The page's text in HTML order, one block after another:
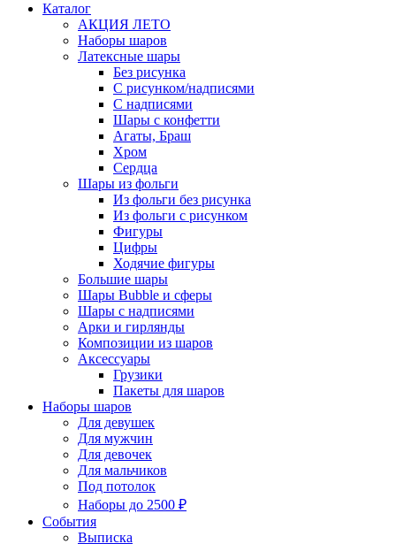
Каталог
АКЦИЯ ЛЕТО
Наборы шаров
Латексные шары
Без рисунка
С рисунком/надписями
С надписями
Шары с конфетти
Агаты, Браш
Хром
Сердца
Шары из фольги
Из фольги без рисунка
Из фольги с рисунком
Фигуры
Цифры
Ходячие фигуры
Большие шары
Шары Bubble и сферы
Шары с надписями
Арки и гирлянды
Композиции из шаров
Аксессуары
Грузики
Пакеты для шаров
Наборы шаров
Для девушек
Для мужчин
Для девочек
Для мальчиков
Под потолок
Наборы до 2500 ₽
События
Выписка